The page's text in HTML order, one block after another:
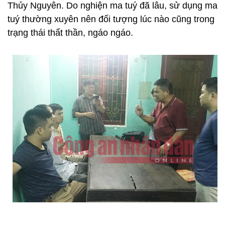
Thủy Nguyên. Do nghiện ma tuý đã lâu, sử dụng ma
tuý thường xuyên nên đối tượng lúc nào cũng trong
trạng thái thất thần, ngáo ngáo.